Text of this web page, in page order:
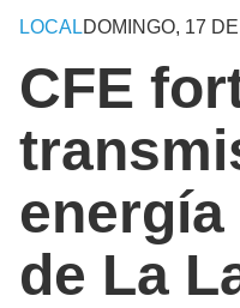
LOCALDOMINGO, 17
CFE
energía
de La